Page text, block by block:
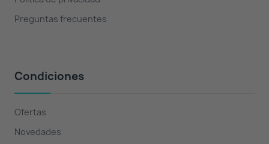
Preguntas frecuentes
Condiciones
Ofertas
Novedades